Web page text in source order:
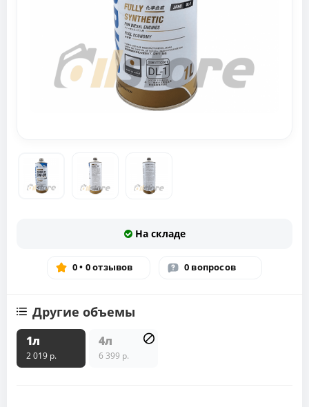
На складе
0 • 0 отзывов 0 вопросов
Другие объемы
1л
2 019 р.
4л
6 399 р.